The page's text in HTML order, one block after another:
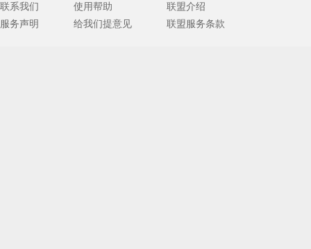
联系我们
服务声明
使用帮助
给我们提意见
联盟介绍
联盟服务条款